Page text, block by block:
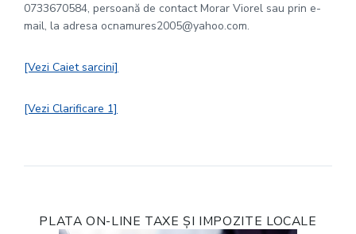
0733670584, persoană de contact Morar Viorel sau prin e-
mail, la adresa ocnamures2005@yahoo.com.
[Vezi Caiet sarcini]
[Vezi Clarificare 1]
PLATA ON-LINE TAXE ȘI IMPOZITE LOCALE